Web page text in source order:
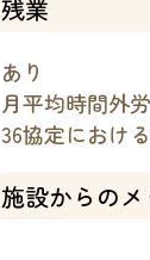
残業
あり
月平均時間外
36協定におけ
施設からの